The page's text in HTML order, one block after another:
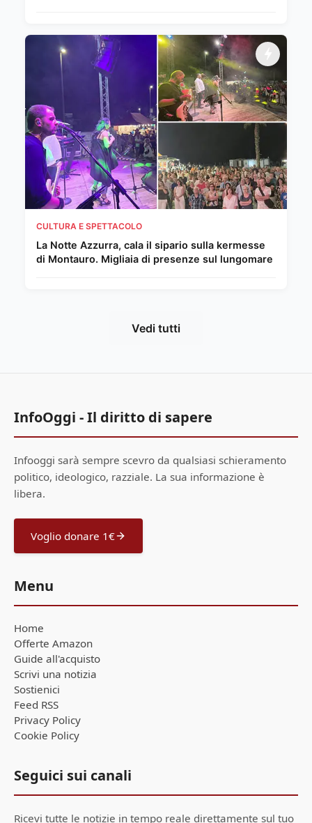
CULTURA E SPETTACOLO
La Notte Azzurra, cala il sipario sulla kermesse
di Montauro. Migliaia di presenze sul lungomare
Vedi tutti
InfoOggi - Il diritto di sapere
Infooggi sarà sempre scevro da qualsiasi schieramento
politico, ideologico, razziale. La sua informazione è
libera.
Voglio donare 1€
Menu
Home
Offerte Amazon
Guide all'acquisto
Scrivi una notizia
Sostienici
Feed RSS
Privacy Policy
Cookie Policy
Seguici sui canali
Ricevi tutte le notizie in tempo reale direttamente sul tuo